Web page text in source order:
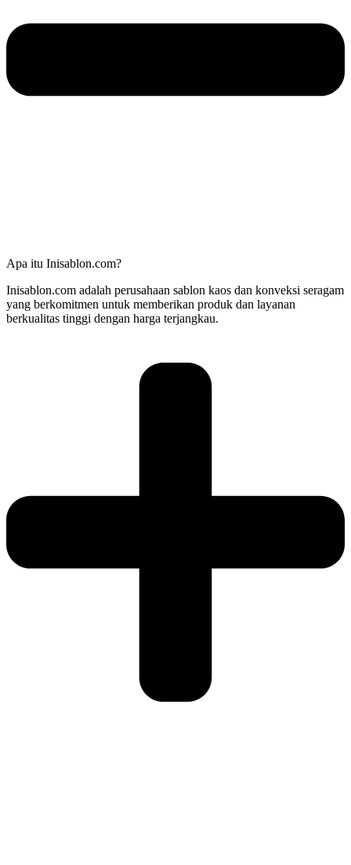
Apa itu Inisablon.com?
Inisablon.com adalah perusahaan sablon kaos dan konveksi seragam
yang berkomitmen untuk memberikan produk dan layanan
berkualitas tinggi dengan harga terjangkau.